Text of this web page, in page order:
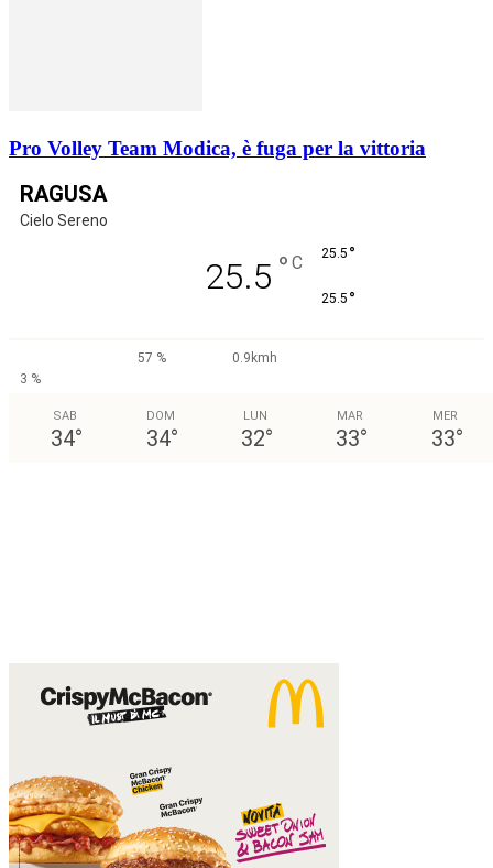
Pro Volley Team Modica, è fuga per la vittoria
RAGUSA
Cielo Sereno
25.5 ° C 25.5 °
25.5 °
57 %
0.9kmh
3 %
SAB
34°
DOM
34°
LUN
32°
MAR
33°
MER
33°